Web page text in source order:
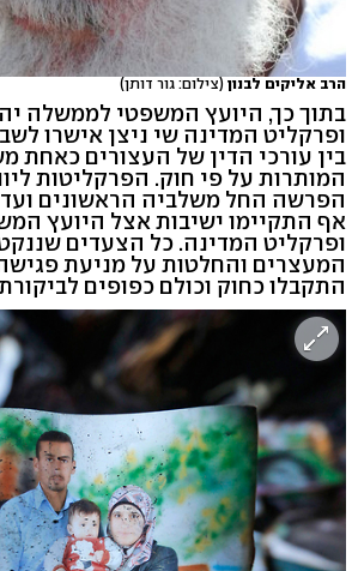
הרב אליקים לבנון (צילום: גור דותן)
בתוך כך, היועץ המשפטי לממשלה
ופרקליט המדינה שי ניצן אישרו
בין עורכי הדין של העצורים כאחת
המותרות על פי חוק. הפרקליטות
הפרשה החל משלביה הראשונים ועד
אף התקיימו ישיבות אצל היועץ
ופרקליט המדינה. כל הצעדים
המעצרים והחלטות על מניעת פגישה
התקבלו כחוק וכולם כפופים